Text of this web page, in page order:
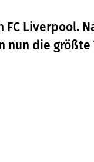
Liverpool.
nun die